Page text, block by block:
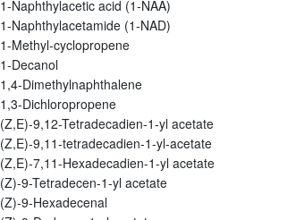
1-Naphthylacetic acid (1-NAA)
1-Naphthylacetamide (1-NAD)
1-Methyl-cyclopropene
1-Decanol
1,4-Dimethylnaphthalene
1,3-Dichloropropene
(Z,E)-9,12-Tetradecadien-1-yl acetate
(Z,E)-9,11-tetradecadien-1-yl-acetate
(Z,E)-7,11-Hexadecadien-1-yl acetate
(Z)-9-Tetradecen-1-yl acetate
(Z)-9-Hexadecenal